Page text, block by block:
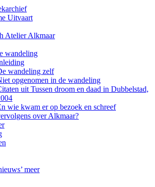
Uitvaart
Atelier Alkmaar
wandeling
wandeling zelf
opgenomen in de wandeling
uit Tussen droom en daad in Dubbelstad,
wie kwam er op bezoek en schreef
over Alkmaar?
meer